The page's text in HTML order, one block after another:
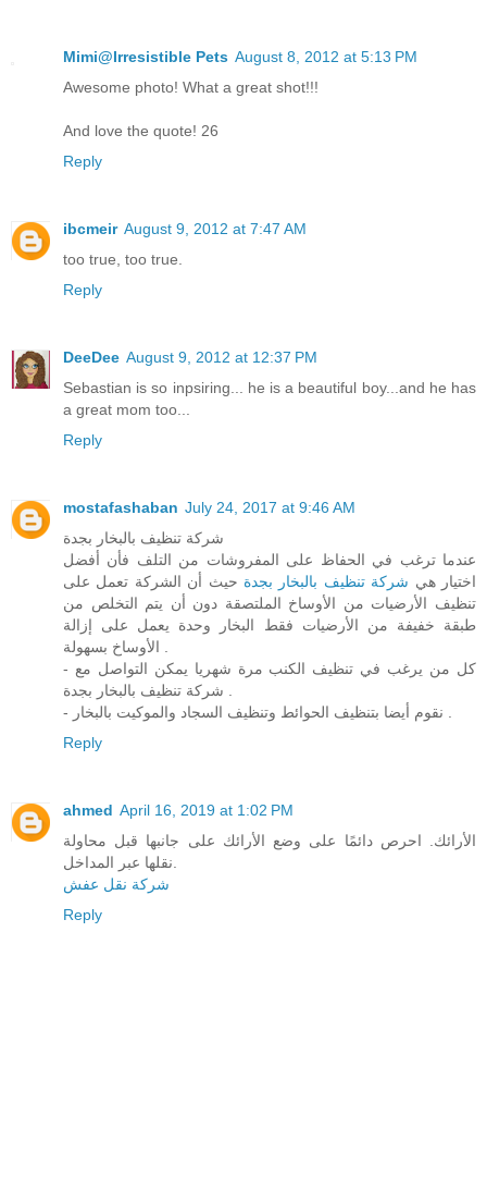
Mimi@Irresistible Pets August 8, 2012 at 5:13 PM
Awesome photo! What a great shot!!!
And love the quote! 26
Reply
ibcmeir August 9, 2012 at 7:47 AM
too true, too true.
Reply
DeeDee August 9, 2012 at 12:37 PM
Sebastian is so inpsiring... he is a beautiful boy...and he has
a great mom too...
Reply
mostafashaban July 24, 2017 at 9:46 AM
شركة تنظيف بالبخار بجدة
عندما ترغب في الحفاظ على المفروشات من التلف فأن أفضل
اختيار هي شركة تنظيف بالبخار بجدة حيث أن الشركة تعمل على
تنظيف الأرضيات من الأوساخ الملتصقة دون أن يتم التخلص من
طبقة خفيفة من الأرضيات فقط البخار وحدة يعمل على إزالة
- كل من يرغب في تنظيف الكنب مرة شهريا يمكن التواصل مع
Reply
ahmed April 16, 2019 at 1:02 PM
الأرائك. احرص دائمًا على وضع الأرائك على جانبها قبل محاولة
شركة نقل عفش
Reply